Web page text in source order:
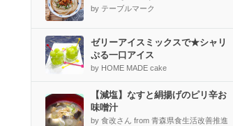
by テーブルマーク
ゼリーアイスミックスで★シャリ
ぷる一口アイス
by HOME MADE cake
【減塩】なすと絹揚げのピリ辛お
味噌汁
by 食改さん from 青森県食生活改善推進